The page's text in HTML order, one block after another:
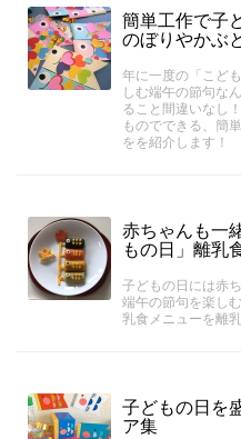
簡単工作で子
のぼりやかぶ
年に一度の「こど
しむ端午の節句な
ること間違いなし
ものでできる、簡
をを紹介します！
赤ちゃんも一
もの日」離乳
子どもの日には赤
端午の節句を楽し
乳食メニューを離
子どもの日を
ア集